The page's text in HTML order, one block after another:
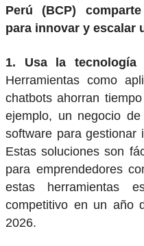
Perú (BCP)
para innovar y escalar
1. Usa la tecnología
Herramientas como
chatbots ahorran
ejemplo, un negocio
software para gestionar
Estas soluciones son
para emprendedores
estas herramientas
competitivo en un año
2026.